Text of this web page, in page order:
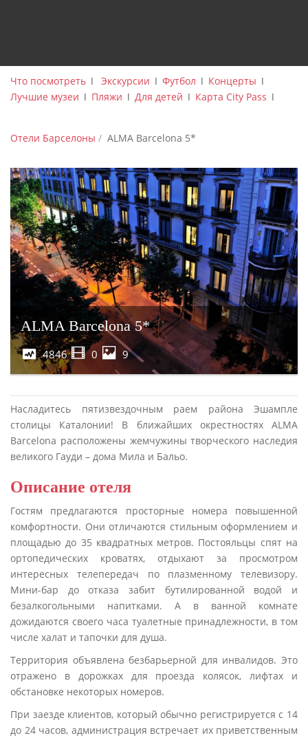
Что посмотреть ǀ Экскурсии ǀ Футбол ǀ Концерты ǀ
Лучшие музеи ǀ Пляжи ǀ Для детей ǀ Карта City Pass ǀ
Отели Барселоны ALMA Barcelona 5*
ALMA Barcelona 5*
4846 0 9
Насладитесь пятизвездочным раем района Эшампле
столицы Каталонии! В ближайших окрестностях ALMA
Barcelona расположены жемчужины творческого наследия
великого Гауди – дома Мила и Бальо.
Описание отеля
Гостям предлагаются просторные номера повышенной
комфортности. Они отличаются стильным оформлением и
площадью до 35 квадратных метров. Постояльцы спят на
ортопедических кроватях, отдыхают за просмотром
интересных телепередач по плазменному телевизору.
Мини-бар до отказа забит бутилированной водой и
безалкогольными напитками. А в ванной комнате
дожидаются своего часа туалетные принадлежности, в том
числе халат и тапочки для душа.
Территория объявлена безбарьерной для инвалидов. Это
отражено в дорожках для проезда колясок, лифтах и
обстановке некоторых номеров.
При заезде клиентов, который обычно регистрируется с 14
до 24 часов, администрация встречает их приветственным